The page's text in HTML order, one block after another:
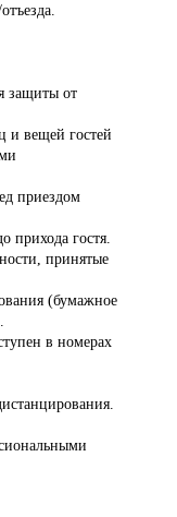
защиты от
и вещей гостей
приездом
прихода гостя.
принятые
(бумажное
в номерах